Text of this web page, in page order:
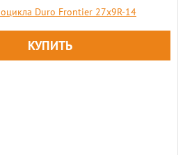
Duro Frontier 27x9R-14